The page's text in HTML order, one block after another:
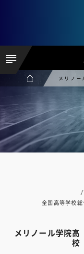
メリノ
全国高等学校
メリノール学院高
校